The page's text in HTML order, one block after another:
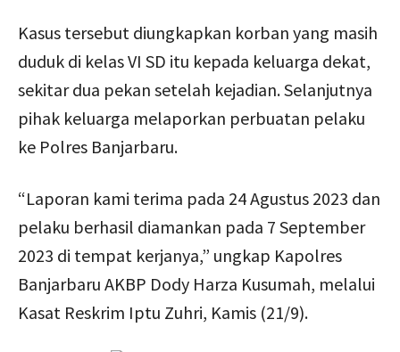
Kasus tersebut diungkapkan korban yang masih
duduk di kelas VI SD itu kepada keluarga dekat,
sekitar dua pekan setelah kejadian. Selanjutnya
pihak keluarga melaporkan perbuatan pelaku
ke Polres Banjarbaru.
“Laporan kami terima pada 24 Agustus 2023 dan
pelaku berhasil diamankan pada 7 September
2023 di tempat kerjanya,” ungkap Kapolres
Banjarbaru AKBP Dody Harza Kusumah, melalui
Kasat Reskrim Iptu Zuhri, Kamis (21/9).